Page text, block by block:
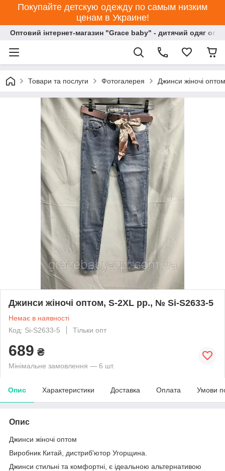
Покупайте детскую одежду по самым низким
ценам в Украине!
Оптовий інтернет-магазин "Grace baby" - дитячий одяг
Товари та послуги Фотогалерея Джинси жіночі
Джинси жіночі оптом, S-2XL pp., № Si-S2633-5
Немає в наявності
Код: Si-S2633-5
Тільки опт
689 ₴
Мінімальне замовлення — 6 шт.
Опис Характеристики Доставка Оплата Умови
Опис
Джинси жіночі оптом
Виробник Китай, дистриб'ютор Угорщина.
Джинси стильні та комфортні, є ідеальною альтернативою